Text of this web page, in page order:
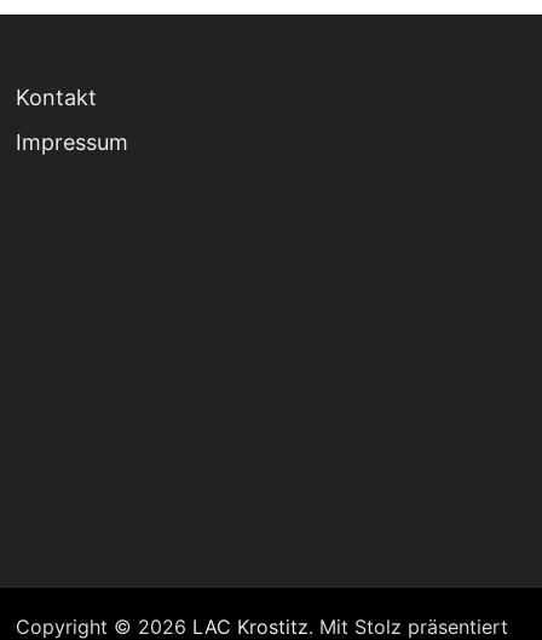
Kontakt
Impressum
Copyright © 2026 LAC Krostitz. Mit Stolz präsentiert